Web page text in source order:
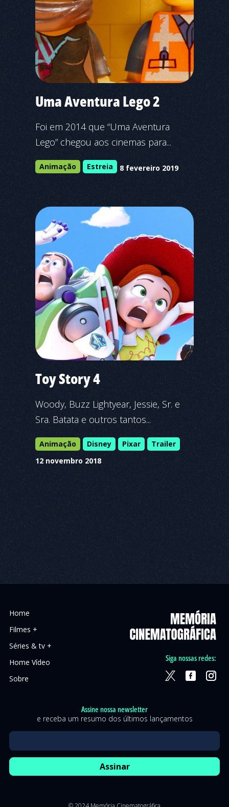
Uma Aventura Lego 2
Foi em 2014 que “Uma Aventura
Lego” chegou aos cinemas para...
Animação Estreia 8 fevereiro 2019
Toy Story 4
Woody, Buzz Lightyear, Jessie, Sr. e
Sra. Batata e outros tantos...
Animação Disney Pixar
Trailer
12 novembro 2018
Home
Filmes +
Séries & tv +
Home Vídeo
Sobre
Assine nossa newsletter
e receba um resumo dos últimos lançamentos
Siga nossas redes: